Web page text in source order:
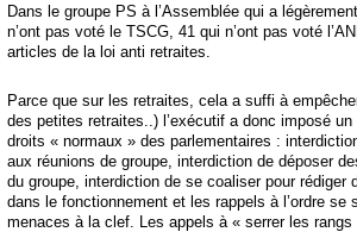
Dans le groupe PS à l’Assemblée qui a
n’ont pas voté le TSCG, 41 qui n’ont pas voté
articles de la loi anti retraites.
Parce que sur les retraites, cela a suffi à
des petites retraites..) l’exécutif a donc imposé un
droits « normaux » des parlementaires :
aux réunions de groupe, interdiction de déposer
du groupe, interdiction de se coaliser pour
dans le fonctionnement et les rappels à l’ordre
menaces à la clef. Les appels à « serrer les